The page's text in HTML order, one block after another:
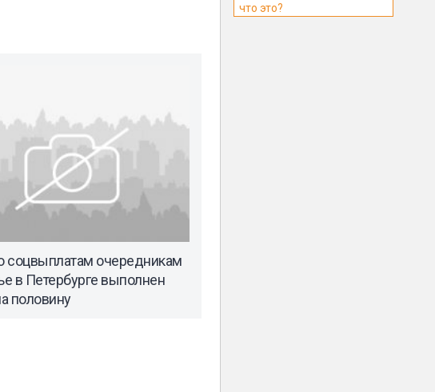
соцвыплатам очередникам
в Петербурге выполнен
половину
что это?